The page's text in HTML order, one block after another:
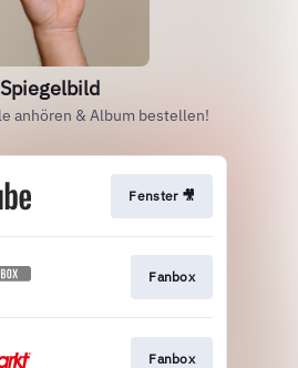
Spiegelbild
anhören & Album bestellen!
Fenster 🎥
Fanbox
Fanbox